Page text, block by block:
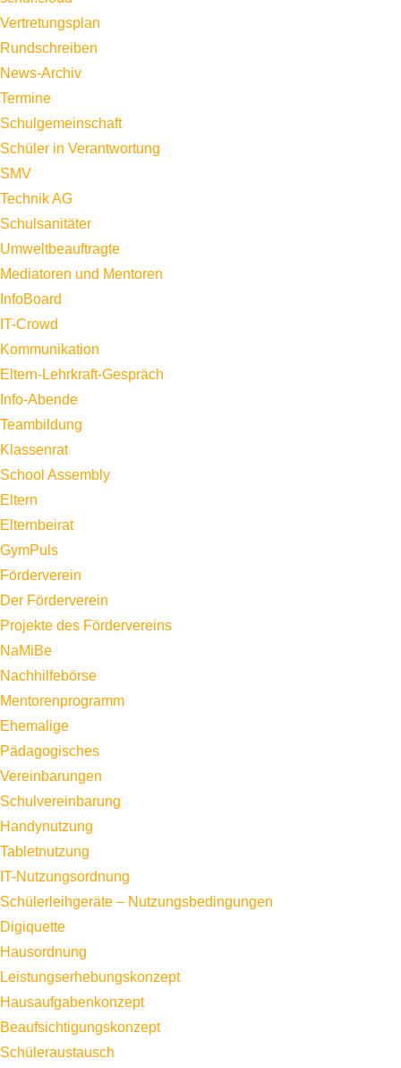
Vertretungsplan
Rundschreiben
News-Archiv
Termine
Schulgemeinschaft
Schüler in Verantwortung
SMV
Technik AG
Schulsanitäter
Umweltbeauftragte
Mediatoren und Mentoren
InfoBoard
IT-Crowd
Kommunikation
Eltern-Lehrkraft-Gespräch
Info-Abende
Teambildung
Klassenrat
School Assembly
Eltern
Elternbeirat
GymPuls
Förderverein
Der Förderverein
Projekte des Fördervereins
NaMiBe
Nachhilfebörse
Mentorenprogramm
Ehemalige
Pädagogisches
Vereinbarungen
Schulvereinbarung
Handynutzung
Tabletnutzung
IT-Nutzungsordnung
Schülerleihgeräte – Nutzungsbedingungen
Digiquette
Hausordnung
Leistungserhebungskonzept
Hausaufgabenkonzept
Beaufsichtigungskonzept
Schüleraustausch